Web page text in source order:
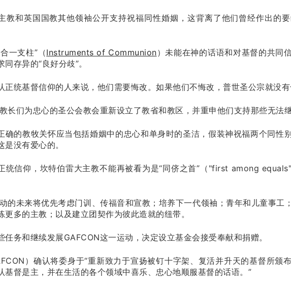
教和英国国教其他领袖公开支持祝福同性婚姻，这背离了他们曾经作出的
一支柱”（Instruments of Communion）未能在神的话语和对基督的共同
存异的“良好分歧”。
正统基督信仰的人来说，他们需要悔改。如果他们不悔改，普世圣公宗就没有
长们为忠心的圣公会教会重新设立了教省和教区，并重申他们支持那些无法
确的教牧关怀应当包括婚姻中的忠心和单身时的圣洁，假装神祝福两个同性
是没有爱心的。
统信仰，坎特伯雷大主教不能再被看为是“同侪之首”（"first among
的未来将优先考虑门训、传福音和宣教；培养下一代领袖；青年和儿童事工
更多的主教；以及建立团契作为彼此造就的纽带。
任务和继续发展GAFCON这一运动，决定设立基金会接受奉献和捐赠。
）确认将委身于“重新致力于宣扬被钉十字架、复活并升天的基督所颁
基督是主，并在生活的各个领域中喜乐、忠心地顺服基督的话语。”